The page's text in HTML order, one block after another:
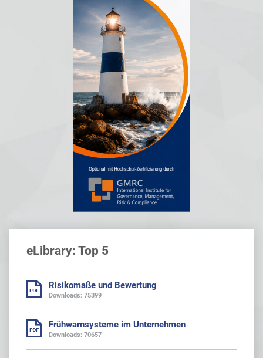
eLibrary: Top 5
Risikomaße und Bewertung
Downloads: 75399
Frühwarnsysteme im Unternehmen
Downloads: 70657